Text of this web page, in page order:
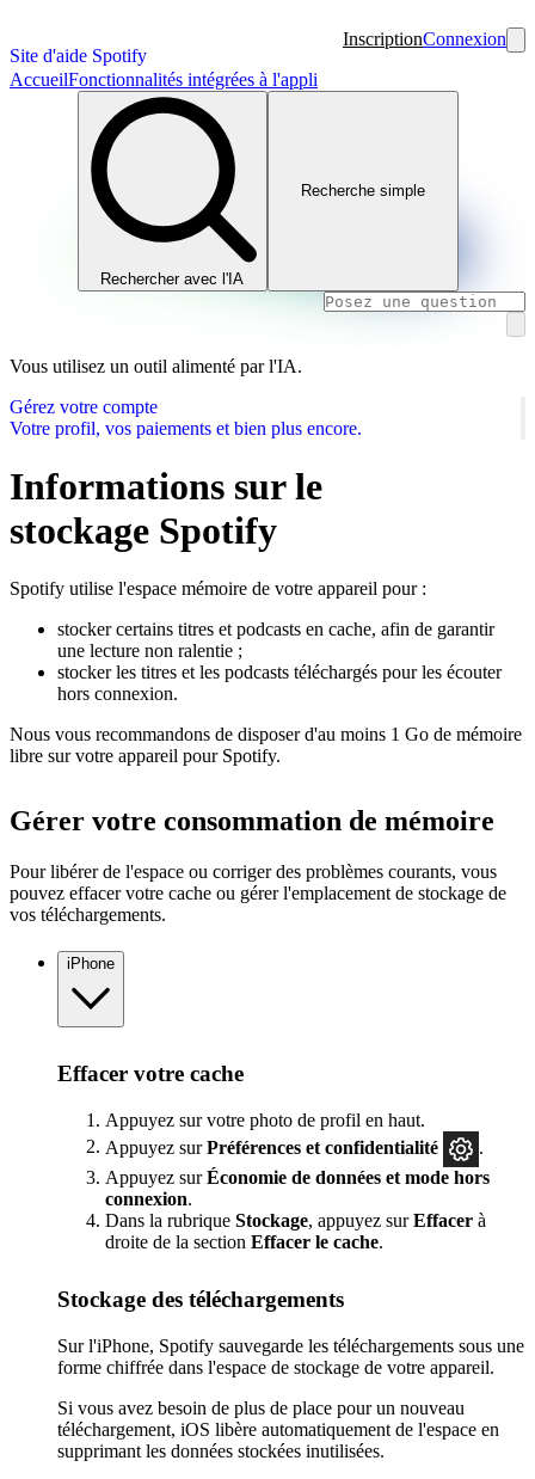
Site d'aide Spotify
InscriptionConnexion
AccueilFonctionnalités intégrées à l'appli
Rechercher avec l'IA
Recherche simple
Vous utilisez un outil alimenté par l'IA.
Gérez votre compte
Votre profil, vos paiements et bien plus encore.
Informations sur le
stockage Spotify
Spotify utilise l'espace mémoire de votre appareil pour :
stocker certains titres et podcasts en cache, afin de garantir
une lecture non ralentie ;
stocker les titres et les podcasts téléchargés pour les écouter
hors connexion.
Nous vous recommandons de disposer d'au moins 1 Go de mémoire
libre sur votre appareil pour Spotify.
Gérer votre consommation de mémoire
Pour libérer de l'espace ou corriger des problèmes courants, vous
pouvez effacer votre cache ou gérer l'emplacement de stockage de
vos téléchargements.
iPhone
Effacer votre cache
Appuyez sur votre photo de profil en haut.
Appuyez surPréférences et confidentialité
Appuyez surÉconomie de données et mode hors
connexion.
Dans la rubrique Stockage, appuyez surEffacer à
droite de la section Effacer le cache.
Stockage des téléchargements
Sur l'iPhone, Spotify sauvegarde les téléchargements sous une
forme chiffrée dans l'espace de stockage de votre appareil.
Si vous avez besoin de plus de place pour un nouveau
téléchargement, iOS libère automatiquement de l'espace en
supprimant les données stockées inutilisées.